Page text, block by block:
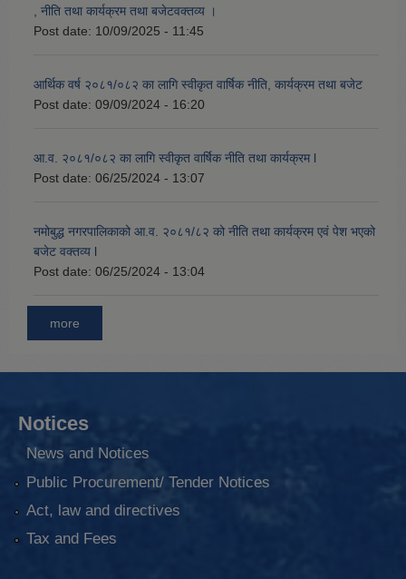
, नीति तथा कार्यक्रम तथा बजेटवक्तव्य ।
Post date: 10/09/2025 - 11:45
आर्थिक वर्ष २०८१/०८२ का लागि स्वीकृत वार्षिक नीति, कार्यक्रम तथा बजेट
Post date: 09/09/2024 - 16:20
आ.व. २०८१/०८२ का लागि स्वीकृत वार्षिक नीति तथा कार्यक्रम l
Post date: 06/25/2024 - 13:07
नमोबुद्ध नगरपालिकाको आ‍.व. २०८१/८२ को नीति तथा कार्यक्रम एवं पेश भएको
बजेट वक्तव्य l
Post date: 06/25/2024 - 13:04
more
Notices
News and Notices
Public Procurement/ Tender Notices
Act, law and directives
Tax and Fees